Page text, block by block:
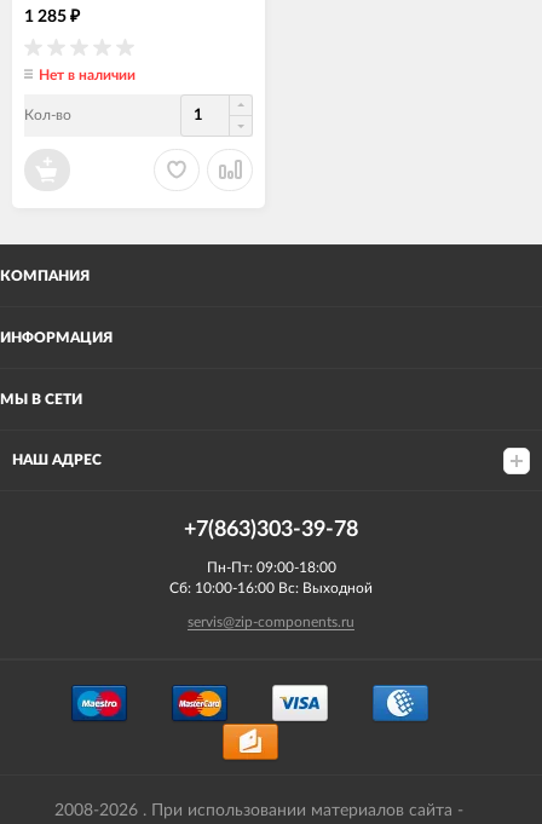
1 285 ₽
Нет в наличии
Кол-во
КОМПАНИЯ
ИНФОРМАЦИЯ
МЫ В СЕТИ
НАШ АДРЕС
+7(863)303-39-78
Пн-Пт: 09:00-18:00
Сб: 10:00-16:00 Вс: Выходной
servis@zip-components.ru
2008-2026 . При использовании материалов сайта -